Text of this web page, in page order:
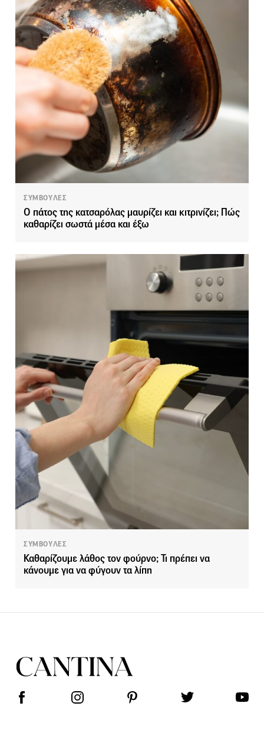
ΣΥΜΒΟΥΛΕΣ
Ο πάτος της κατσαρόλας μαυρίζει και κιτρινίζει; Πώς
καθαρίζει σωστά μέσα και έξω
ΣΥΜΒΟΥΛΕΣ
Καθαρίζουμε λάθος τον φούρνο; Τι πρέπει να
κάνουμε για να φύγουν τα λίπη